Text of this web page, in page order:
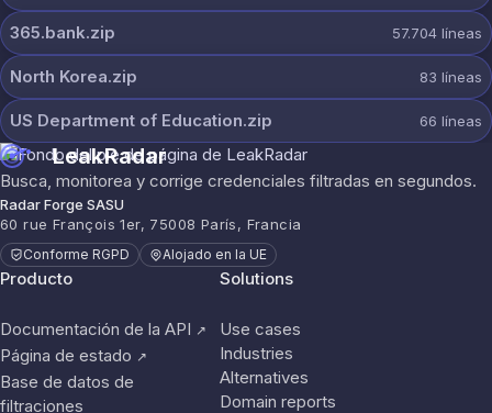
365.bank.zip 57.704 líneas
North Korea.zip 83 líneas
US Department of Education.zip 66 líneas
LeakRadar
Busca, monitorea y corrige credenciales filtradas en segundos.
Radar Forge SASU
60 rue François 1er, 75008 París, Francia
Conforme RGPD Alojado en la UE
Producto
Documentación de la API ↗
Página de estado ↗
Base de datos de
filtraciones
Solutions
Use cases
Industries
Alternatives
Domain reports